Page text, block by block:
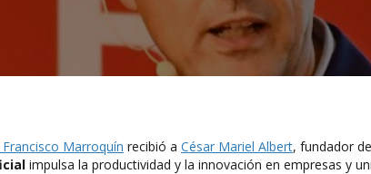
Marroquín recibió a César Mariel Albert, fundador
impulsa la productividad y la innovación en empresas y